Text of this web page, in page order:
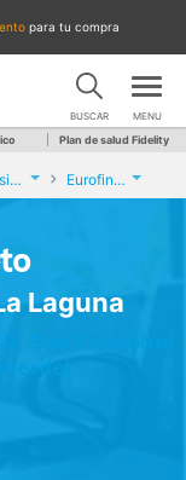
para tu compra
BUSCAR MENU
Plan de salud Fidelity
Análisis de ETS completo Eurofins Análisis Clínicos La Laguna
Laguna